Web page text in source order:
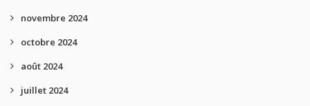
novembre 2024
octobre 2024
août 2024
juillet 2024